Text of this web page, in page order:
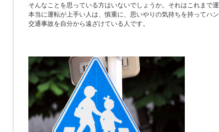
そんなことを思っている方はいないでしょうか。それはこれまで
本当に運転が上手い人は、慎重に、思いやりの気持ちを持ってハ
交通事故を自分から遠ざけている人です。